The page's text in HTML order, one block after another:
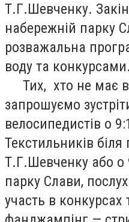
Т.Г.Шевченку.
набережній парку
розважальна
воду та конкурсами.
Тих, хто не має
запрошуємо
велосипедистів о
Текстильників біля
Т.Г.Шевченку або о
парку Слави,
участь в